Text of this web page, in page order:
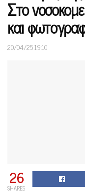
Στο
και
20/04/25 19:10
26
SHARES